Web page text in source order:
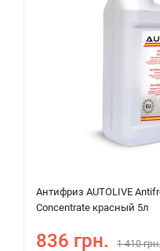
Антифриз AUTOLIVE
Concentrate красный 5л
836 грн. 1 410 грн.